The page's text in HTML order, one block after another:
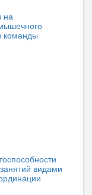
на
команды
видами